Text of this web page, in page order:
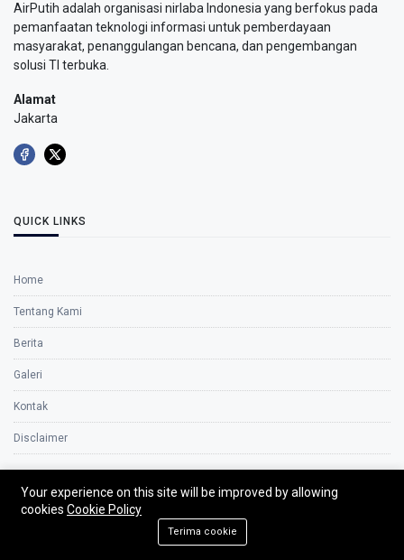
AirPutih adalah organisasi nirlaba Indonesia yang berfokus pada
pemanfaatan teknologi informasi untuk pemberdayaan
masyarakat, penanggulangan bencana, dan pengembangan
solusi TI terbuka.
Alamat
Jakarta
QUICK LINKS
Home
Tentang Kami
Berita
Galeri
Kontak
Disclaimer
TAGS
Your experience on this site will be improved by allowing
cookies Cookie Policy
Terima cookie